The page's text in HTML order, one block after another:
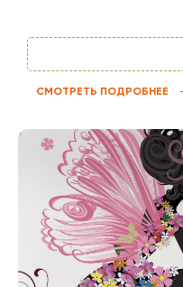
СМОТРЕТЬ ПОДРОБНЕЕ